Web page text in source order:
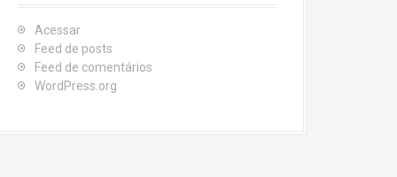
Acessar
Feed de posts
Feed de comentários
WordPress.org